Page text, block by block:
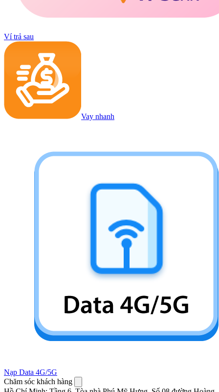
Ví trả sau
Vay nhanh
Nạp Data 4G/5G
Chăm sóc khách hàng